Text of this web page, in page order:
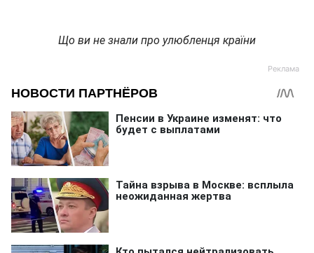
Що ви не знали про улюбленця країни